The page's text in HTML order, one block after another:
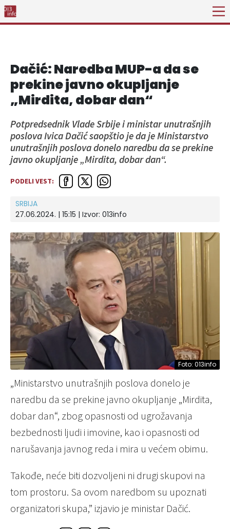
Dačić: Naredba MUP-a da se
prekine javno okupljanje
„Mirdita, dobar dan“
Potpredsednik Vlade Srbije i ministar unutrašnjih
poslova Ivica Dačić saopštio je da je Ministarstvo
unutrašnjih poslova donelo naredbu da se prekine
javno okupljanje „Mirdita, dobar dan“.
PODELI VEST:
SRBIJA
27.06.2024. | 15:15 | Izvor: 013info
Foto: 013info
„Ministarstvo unutrašnjih poslova donelo je
naredbu da se prekine javno okupljanje „Mirdita,
dobar dan“, zbog opasnosti od ugrožavanja
bezbednosti ljudi i imovine, kao i opasnosti od
narušavanja javnog reda i mira u većem obimu.
Takođe, neće biti dozvoljeni ni drugi skupovi na
tom prostoru. Sa ovom naredbom su upoznati
organizatori skupa,” izjavio je ministar Dačić.